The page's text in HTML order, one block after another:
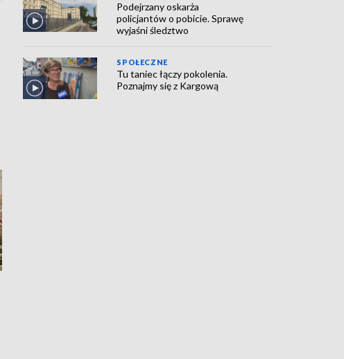
Podejrzany oskarża
policjantów o pobicie. Sprawę
wyjaśni śledztwo
SPOŁECZNE
Tu taniec łączy pokolenia.
Poznajmy się z Kargową